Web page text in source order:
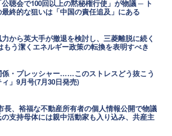
聴会で100回以上の黙秘権行使」が物議 ─ ト
終的な狙いは「中国の責任追及」にある
から英大手が撤退を検討し、三菱離脱に続く
もう潔くエネルギー政策の転換を表明すべき
係・プレッシャー……このストレスどう抜こう
ィ」9月号(7月30日発売)
長、裕福な不動産所有者の個人情報公開で物議
支持母体には親中活動家も入り込み、共産主